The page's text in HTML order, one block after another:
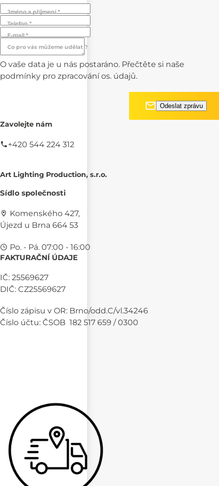
Jméno a příjmení *
Telefon *
E-mail *
Co pro vás můžeme udělat ?
O vaše data je u nás postaráno. Přečtěte si naše
podmínky pro zpracování os. údajů.
Zavolejte nám
+420 544 224 312
Art Lighting Production, s.r.o.
Sídlo společnosti
Komenského 427,
Újezd u Brna 664 53
Po. - Pá. 07:00 - 16:00
FAKTURAČNÍ ÚDAJE
IČ: 25569627
DIČ: CZ25569627
Číslo zápisu v OR: Brno/odd.C/vl.34246
Číslo účtu: ČSOB 182 517 659 / 0300